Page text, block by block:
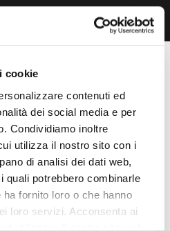
cookie
contenuti ed
dei social media e per
Condividiamo inoltre
utilizza il nostro sito con i
di analisi dei dati web,
quali potrebbero combinarle
fornito loro o che hanno
loro servizi. Acconsenta ai